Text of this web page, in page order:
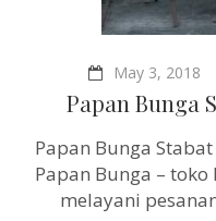
May 3, 2018
Papan Bunga
Papan Bunga
Papan Bunga –
melayani